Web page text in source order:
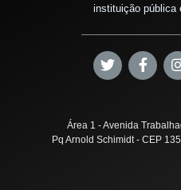
instituição pública
Área 1 - Avenida
Pq Arnold Schimidt - CEP